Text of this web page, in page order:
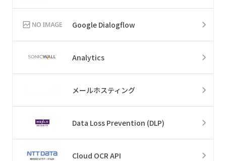
Google Dialogflow
Analytics
メールホスティング
Data Loss Prevention (DLP)
Cloud OCR API